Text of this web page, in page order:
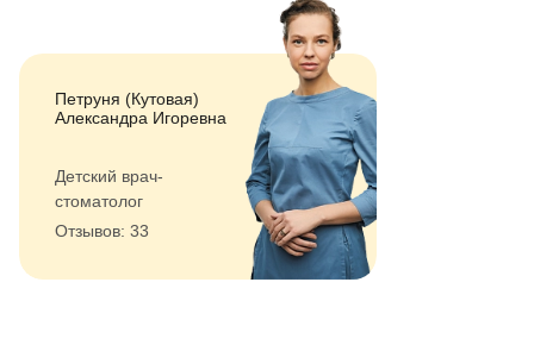
Петруня (Кутовая)
Александра Игоревна
Детский врач-
стоматолог
Отзывов: 33